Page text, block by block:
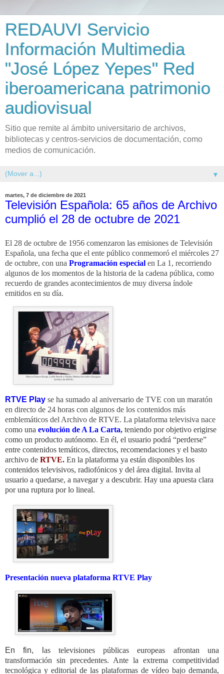
REDAUVI Servicio
Información Multimedia
"José López Yepes" Red
iberoamericana patrimonio
audiovisual
Sitio que remite al ámbito universitario de archivos,
bibliotecas y centros-servicios de documentación, como
medios de comunicación.
▼
martes, 7 de diciembre de 2021
Televisión Española: 65 años de Archivo
cumplió el 28 de octubre de 2021
El 28 de octubre de 1956 comenzaron las emisiones de Televisión
Española, una fecha que el ente público conmemoró el miércoles 27
de octubre, con una Programación especial en La 1, recorriendo
algunos de los momentos de la historia de la cadena pública, como
recuerdo de grandes acontecimientos de muy diversa índole
emitidos en su día.
RTVE Play se ha sumado al aniversario de TVE con un maratón
en directo de 24 horas con algunos de los contenidos más
emblemáticos del Archivo de RTVE. La plataforma televisiva nace
como una evolución de A La Carta, teniendo por objetivo erigirse
como un producto autónomo. En él, el usuario podrá “perderse”
entre contenidos temáticos, directos, recomendaciones y el basto
archivo de RTVE. En la plataforma ya están disponibles los
contenidos televisivos, radiofónicos y del área digital. Invita al
usuario a quedarse, a navegar y a descubrir. Hay una apuesta clara
por una ruptura por lo lineal.
Presentación nueva plataforma RTVE Play
En fin, l as televisiones públicas europeas afrontan una
transformación sin precedentes. Ante la extrema competitividad
tecnológica y editorial de las plataformas de vídeo bajo demanda,